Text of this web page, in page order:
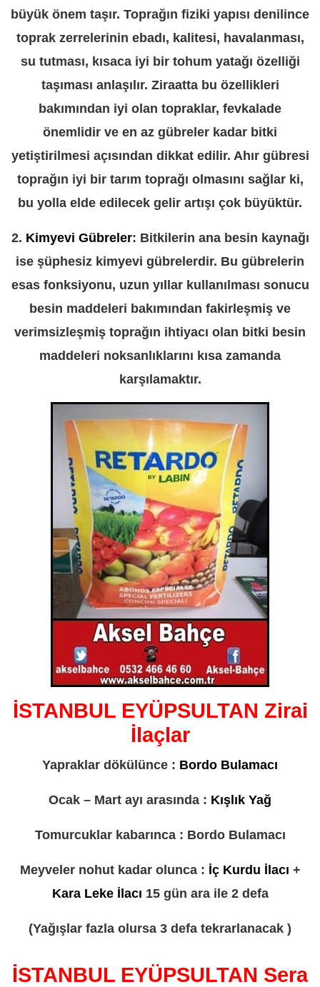
büyük önem taşır. Toprağın fiziki yapısı denilince
toprak zerrelerinin ebadı, kalitesi, havalanması,
su tutması, kısaca iyi bir tohum yatağı özelliği
taşıması anlaşılır. Ziraatta bu özellikleri
bakımından iyi olan topraklar, fevkalade
önemlidir ve en az gübreler kadar bitki
yetiştirilmesi açısından dikkat edilir. Ahır gübresi
toprağın iyi bir tarım toprağı olmasını sağlar ki,
bu yolla elde edilecek gelir artışı çok büyüktür.
2. Kimyevi Gübreler: Bitkilerin ana besin kaynağı
ise şüphesiz kimyevi gübrelerdir. Bu gübrelerin
esas fonksiyonu, uzun yıllar kullanılması sonucu
besin maddeleri bakımından fakirleşmiş ve
verimsizleşmiş toprağın ihtiyacı olan bitki besin
maddeleri noksanlıklarını kısa zamanda
karşılamaktır.
İSTANBUL EYÜPSULTAN Zirai
İlaçlar
Yapraklar dökülünce : Bordo Bulamacı
Ocak – Mart ayı arasında : Kışlık Yağ
Tomurcuklar kabarınca : Bordo Bulamacı
Meyveler nohut kadar olunca : İç Kurdu İlacı +
Kara Leke İlacı 15 gün ara ile 2 defa
(Yağışlar fazla olursa 3 defa tekrarlanacak )
İSTANBUL EYÜPSULTAN Sera